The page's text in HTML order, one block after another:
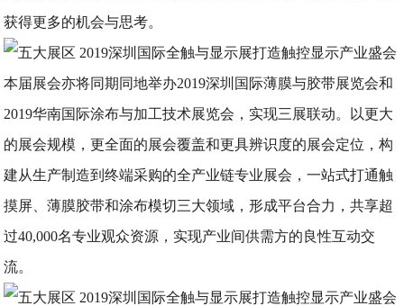
获得更多的机会与思考。
本届展会亦将同期同地举办2019深圳国际薄膜与胶带展览会和
2019华南国际涂布与加工技术展览会，实现三展联动。以更大
的展会规模，更全面的展会覆盖和更具辨识度的展会定位，构
建从生产制造到终端采购的全产业链专业展会，一站式打通触
摸屏、薄膜胶带和涂布模切三大领域，形成平台合力，共享超
过40,000名专业观众资源，实现产业间供需方的良性互动交
流。